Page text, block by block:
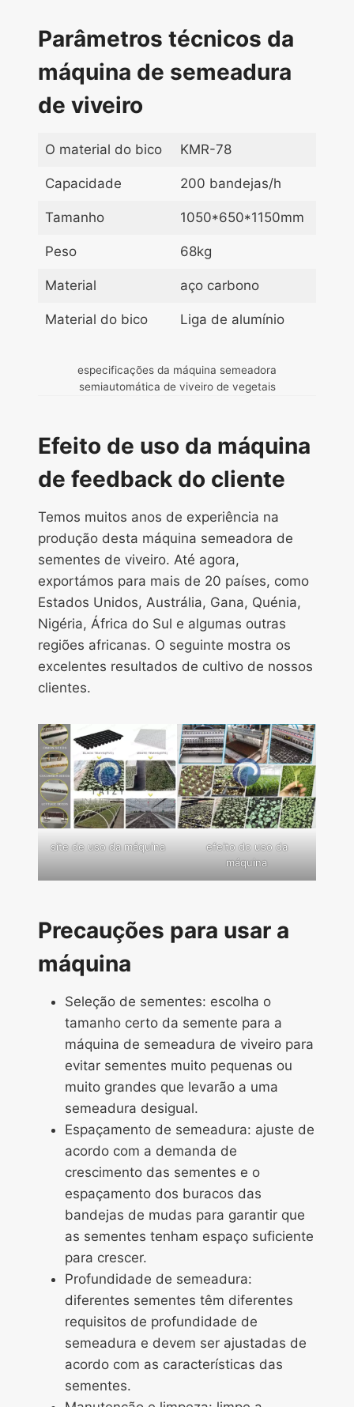
Parâmetros técnicos da
máquina de semeadura
de viveiro
O material do bico KMR-78
Capacidade 200 bandejas/h
Tamanho 1050*650*1150mm
Peso 68kg
Material aço carbono
Material do bico Liga de alumínio
especificações da máquina semeadora
semiautomática de viveiro de vegetais
Efeito de uso da máquina
de feedback do cliente
Temos muitos anos de experiência na
produção desta máquina semeadora de
sementes de viveiro. Até agora,
exportámos para mais de 20 países, como
Estados Unidos, Austrália, Gana, Quénia,
Nigéria, África do Sul e algumas outras
regiões africanas. O seguinte mostra os
excelentes resultados de cultivo de nossos
clientes.
site de uso da máquina
efeito do uso da
máquina
Precauções para usar a
máquina
Seleção de sementes: escolha o
tamanho certo da semente para a
máquina de semeadura de viveiro para
evitar sementes muito pequenas ou
muito grandes que levarão a uma
semeadura desigual.
Espaçamento de semeadura: ajuste de
acordo com a demanda de
crescimento das sementes e o
espaçamento dos buracos das
bandejas de mudas para garantir que
as sementes tenham espaço suficiente
para crescer.
Profundidade de semeadura:
diferentes sementes têm diferentes
requisitos de profundidade de
semeadura e devem ser ajustadas de
acordo com as características das
sementes.